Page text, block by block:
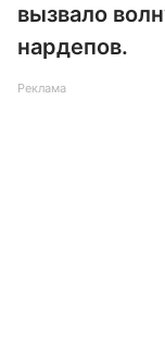
вызвало
нардепов.
Реклама